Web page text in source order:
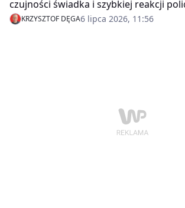
czujności świadka i szybkiej reakcji
Czarnkowa. Osłabiony ptak nie
ani rozłożyć skrzydeł, dlatego trafi na
KRZYSZTOF DĘGA6 lipca 2026, 11:56